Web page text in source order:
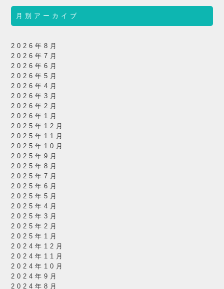
月別アーカイブ
2026年8月
2026年7月
2026年6月
2026年5月
2026年4月
2026年3月
2026年2月
2026年1月
2025年12月
2025年11月
2025年10月
2025年9月
2025年8月
2025年7月
2025年6月
2025年5月
2025年4月
2025年3月
2025年2月
2025年1月
2024年12月
2024年11月
2024年10月
2024年9月
2024年8月